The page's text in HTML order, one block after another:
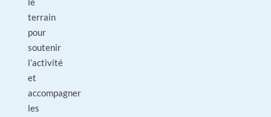
terrain
pour
soutenir
l’activité
et
accompagner
les